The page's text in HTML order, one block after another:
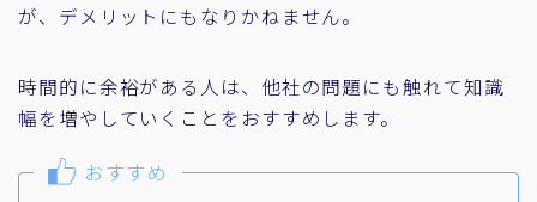
が、デメリットにもなりかねません。
時間的に余裕がある人は、他社の問題にも触れて知識
幅を増やしていくことをおすすめします。
おすすめ